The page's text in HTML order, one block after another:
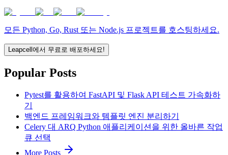
모든 Python, Go, Rust 또는 Node.js 프로젝트를 호스팅하세요.
Leapcell에서 무료로 배포하세요!
Popular Posts
Pytest를 활용하여 FastAPI 및 Flask API 테스트 가속화하
기
백엔드 프레임워크와 템플릿 엔진 분리하기
Celery 대 ARQ Python 애플리케이션을 위한 올바른 작업
큐 선택
More Posts